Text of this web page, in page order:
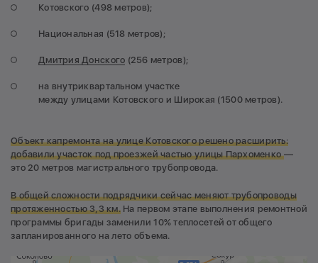
Котовского (498 метров);
Национальная (518 метров);
Дмитрия Донского (256 метров);
на внутриквартальном участке
между улицами Котовского и Широкая (1500 метров).
Объект капремонта на улице Котовского решено расширить:
добавили участок под проезжей частью улицы Пархоменко—
это 20 метров магистрального трубопровода.
В общей сложности подрядчики сейчас меняют трубопроводы
протяженностью 3,3 км.На первом этапе выполнения ремонтной
программы бригады заменили 10% теплосетей от общего
запланированного на лето объема.